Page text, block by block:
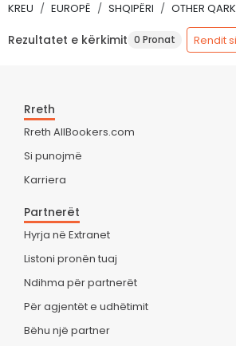
KREU EUROPË SHQIPËRI OTHER QARK
Rezultatet e kërkimit 0 Pronat
Rreth
Rreth AllBookers.com
Si punojmë
Karriera
Partnerët
Hyrja në Extranet
Listoni pronën tuaj
Ndihma për partnerët
Për agjentët e udhëtimit
Bëhu një partner